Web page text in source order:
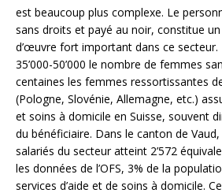
est beaucoup plus complexe. Le
sans droits et payé au noir, constitue
d’œuvre fort important dans ce
35’000-50’000 le nombre de femmes
centaines les femmes ressortissantes
(Pologne, Slovénie, Allemagne, etc.)
et soins à domicile en Suisse, souvent
du bénéficiaire. Dans le canton de
salariés du secteur atteint 2’572
les données de l’OFS, 3% de la
services d’aide et de soins à domicile.